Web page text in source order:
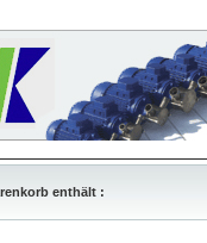
enthält :